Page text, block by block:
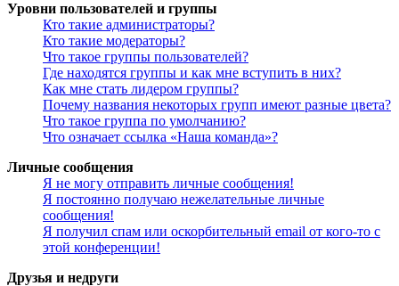
Уровни пользователей и группы
Кто такие администраторы?
Кто такие модераторы?
Что такое группы пользователей?
Где находятся группы и как мне вступить в них?
Как мне стать лидером группы?
Почему названия некоторых групп имеют разные цвета?
Что такое группа по умолчанию?
Что означает ссылка «Наша команда»?
Личные сообщения
Я не могу отправить личные сообщения!
Я постоянно получаю нежелательные личные
сообщения!
Я получил спам или оскорбительный email от кого-то с
этой конференции!
Друзья и недруги